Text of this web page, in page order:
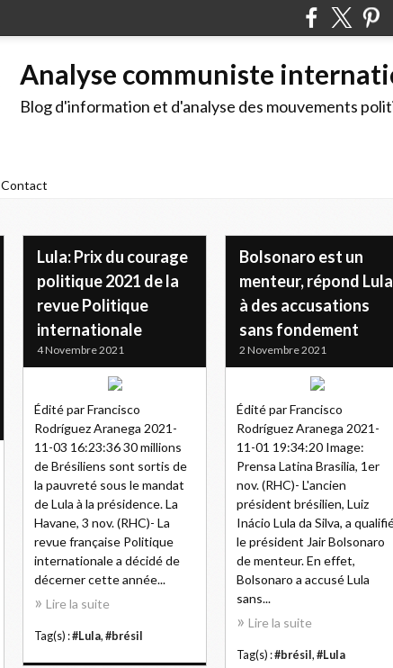
Analyse communiste
Blog d'information et d'analyse des mouvements
Contact
Lula: Prix du courage
politique 2021 de la
revue Politique
internationale
4 Novembre 2021
Édité par Francisco
Rodríguez Aranega 2021-
11-03 16:23:36 30 millions
de Brésiliens sont sortis de
la pauvreté sous le mandat
de Lula à la présidence. La
Havane, 3 nov. (RHC)- La
revue française Politique
internationale a décidé de
décerner cette année...
Lire la suite
Tag(s) :#Lula, #brésil
Bolsonaro est un
menteur, répond Lula
à des accusations
sans fondement
2 Novembre 2021
Édité par Francisco
Rodríguez Aranega 2021-
11-01 19:34:20 Image:
Prensa Latina Brasilia, 1er
nov. (RHC)- L'ancien
président brésilien, Luiz
Inácio Lula da Silva, a
le président Jair Bolsonaro
de menteur. En effet,
Bolsonaro a accusé Lula
sans...
Lire la suite
Tag(s) :#brésil , #Lula